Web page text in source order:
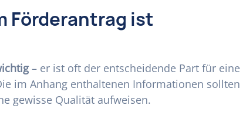
Förderantrag ist
– er ist oft der entscheidende Part für eine
im Anhang enthaltenen Informationen sollten
gewisse Qualität aufweisen.